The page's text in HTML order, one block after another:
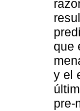
que
y el
pre-